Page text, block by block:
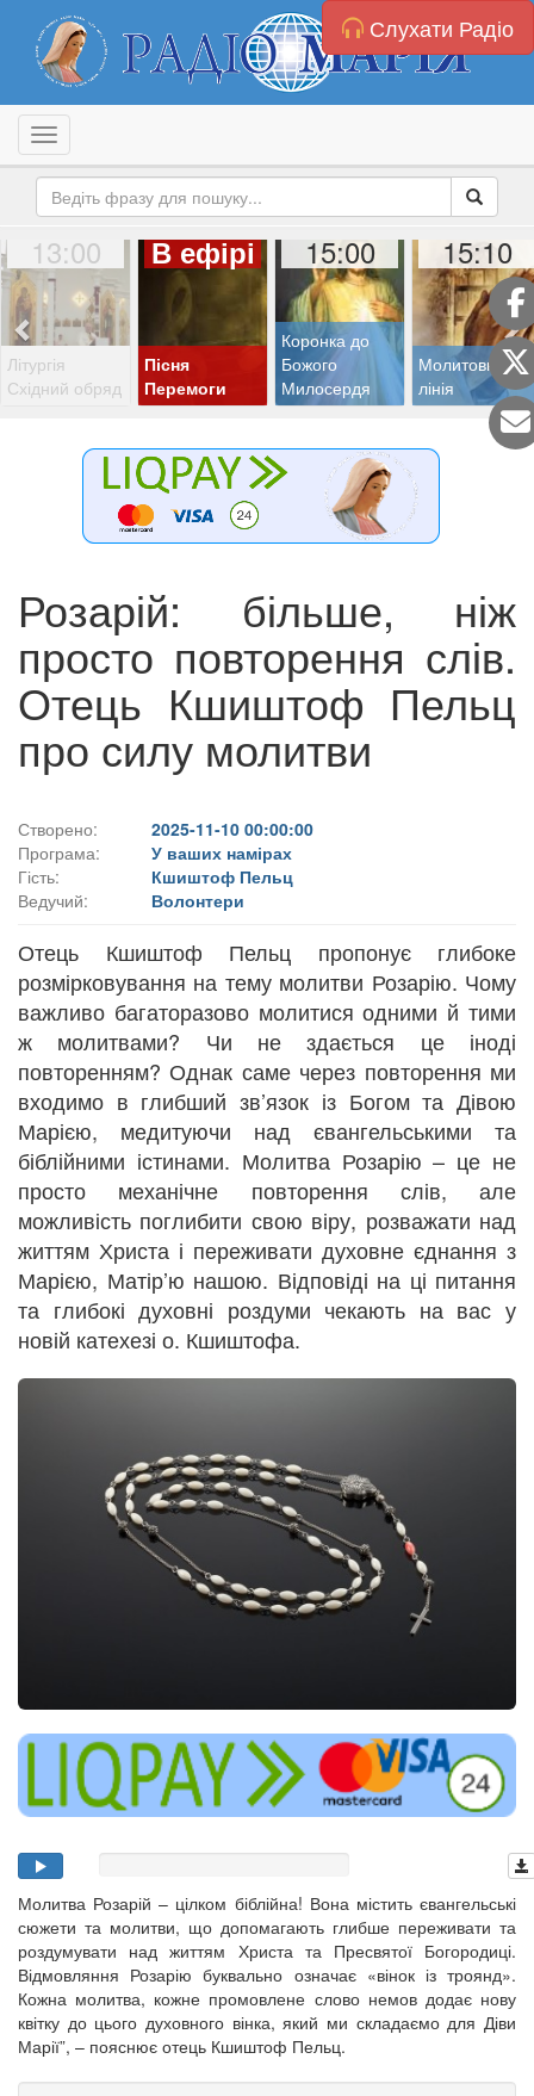
Слухати Радіо
Toggle navigation
13:00
Літургія
Східний обряд
В ефірі
Пісня
Перемоги
15:00
Коронка до
Божого
Милосердя
15:10
Молитовна
лінія
Розарій: більше, ніж
просто повторення слів.
Отець Кшиштоф Пельц
про силу молитви
Створено:
2025-11-10 00:00:00
Програма:
У ваших намірах
Гість:
Кшиштоф Пельц
Ведучий:
Волонтери
Отець Кшиштоф Пельц пропонує глибоке
розмірковування на тему молитви Розарію. Чому
важливо багаторазово молитися одними й тими
ж молитвами? Чи не здається це іноді
повторенням? Однак саме через повторення ми
входимо в глибший зв’язок із Богом та Дівою
Марією, медитуючи над євангельськими та
біблійними істинами. Молитва Розарію – це не
просто механічне повторення слів, але
можливість поглибити свою віру, розважати над
життям Христа і переживати духовне єднання з
Марією, Матір’ю нашою. Відповіді на ці питання
та глибокі духовні роздуми чекають на вас у
новій катехезі о. Кшиштофа.
Молитва Розарій – цілком біблійна! Вона містить євангельські
сюжети та молитви, що допомагають глибше переживати та
роздумувати над життям Христа та Пресвятої Богородиці.
Відмовляння Розарію буквально означає «вінок із троянд».
Кожна молитва, кожне промовлене слово немов додає нову
квітку до цього духовного вінка, який ми складаємо для Діви
Марії”, – пояснює отець Кшиштоф Пельц.